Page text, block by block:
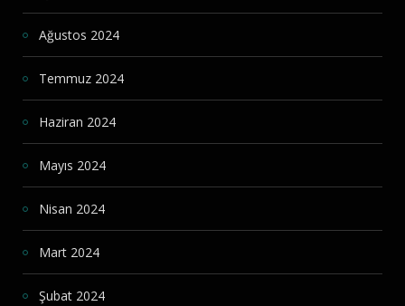
Ağustos 2024
Temmuz 2024
Haziran 2024
Mayıs 2024
Nisan 2024
Mart 2024
Şubat 2024